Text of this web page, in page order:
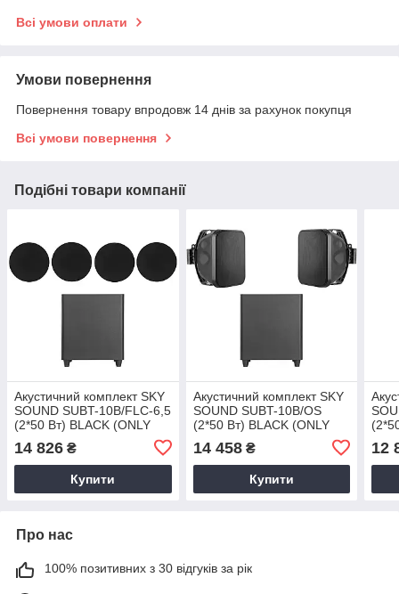
Всі умови оплати
Умови повернення
Повернення товару впродовж 14 днів за рахунок покупця
Всі умови повернення
Подібні товари компанії
Акустичний комплект SKY
SOUND SUBT-10B/FLC-6,5
(2*50 Вт) BLACK (ONLY
14 826 ₴
Купити
Акустичний комплект SKY
SOUND SUBT-10B/OS
(2*50 Вт) BLACK (ONLY
14 458₴
Купити
12
Про нас
100% позитивних з 30 відгуків за рік